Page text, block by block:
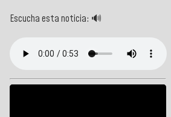
Escucha esta noticia: 🔊